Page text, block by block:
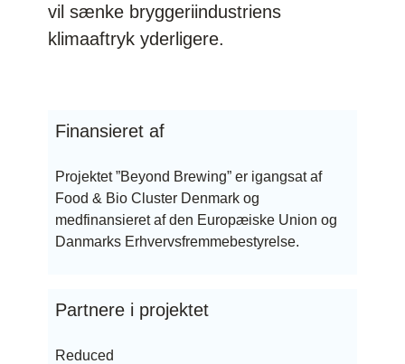
vil sænke bryggeriindustriens
klimaaftryk yderligere.
Finansieret af
Projektet ”Beyond Brewing” er igangsat af
Food & Bio Cluster Denmark og
medfinansieret af den Europæiske Union og
Danmarks Erhvervsfremmebestyrelse.
Partnere i projektet
Reduced